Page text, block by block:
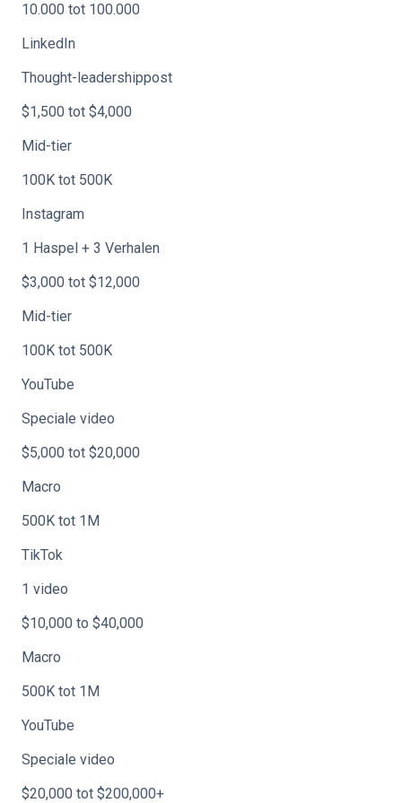
10.000 tot 100.000
LinkedIn
Thought-leadershippost
$1,500 tot $4,000
Mid-tier
100K tot 500K
Instagram
1 Haspel + 3 Verhalen
$3,000 tot $12,000
Mid-tier
100K tot 500K
YouTube
Speciale video
$5,000 tot $20,000
Macro
500K tot 1M
TikTok
1 video
$10,000 to $40,000
Macro
500K tot 1M
YouTube
Speciale video
$20,000 tot $200,000+